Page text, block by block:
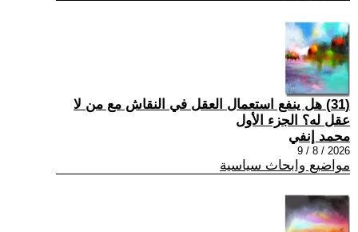
(31) هل ينفع استعمال العقل في النقاش مع من لا
عقل له؟ الجزء الأول
محمد إنفي
2026 / 8 / 9
مواضيع وابحاث سياسية